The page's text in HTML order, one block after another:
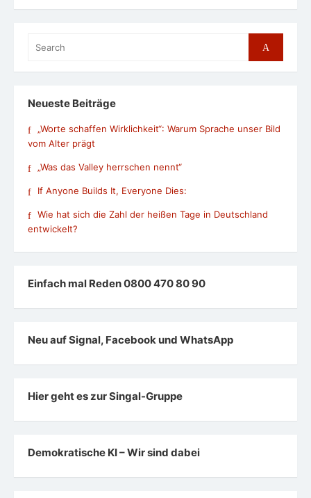
for:
Search
Neueste Beiträge
„Worte schaffen Wirklichkeit“: Warum Sprache unser Bild
vom Alter prägt
„Was das Valley herrschen nennt“
If Anyone Builds It, Everyone Dies:
Wie hat sich die Zahl der heißen Tage in Deutschland
entwickelt?
Einfach mal Reden 0800 470 80 90
Neu auf Signal, Facebook und WhatsApp
Hier geht es zur Singal-Gruppe
Demokratische KI – Wir sind dabei